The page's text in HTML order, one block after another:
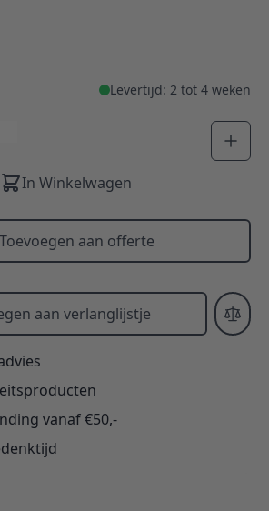
Levertijd: 2 tot 4 weken
In Winkelwagen
Toevoegen aan offerte
aan verlanglijstje
vanaf €50,-